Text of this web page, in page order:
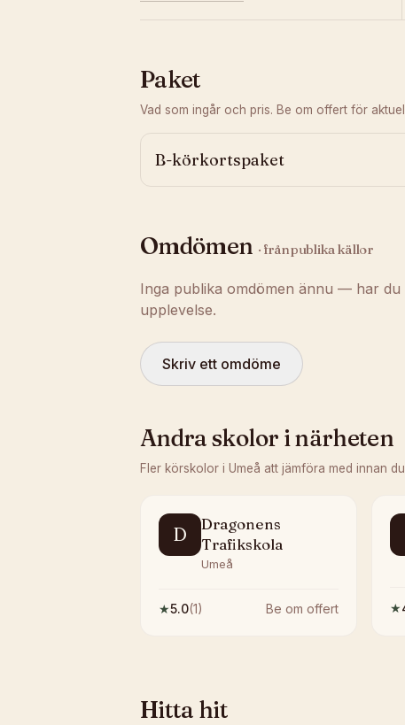
Paket
Vad som ingår och pris. Be om offert för
B-körkortspaket
Omdömen · från publika källor
Inga publika omdömen ännu — har du
upplevelse.
Skriv ett omdöme
Andra skolor i närheten
Fler körskolor i Umeå att jämföra med innan
D
Dragonens
Trafikskola
Umeå
★5.0(1) Be om offert ★
Hitta hit